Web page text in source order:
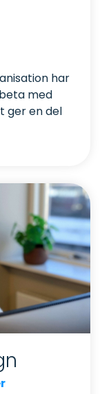
har
med
ger en del